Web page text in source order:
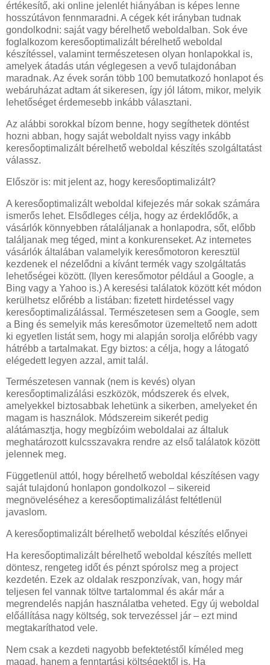
értékesítő, aki online jelenlét hiányában is képes lenne
hosszútávon fennmaradni. A cégek két irányban tudnak
gondolkodni: saját vagy bérelhető weboldalban. Sok éve
foglalkozom keresőoptimalizált bérelhető weboldal
készítéssel, valamint természetesen olyan honlapokkal is,
amelyek átadás után véglegesen a vevő tulajdonában
maradnak. Az évek során több 100 bemutatkozó honlapot és
webáruházat adtam át sikeresen, így jól látom, mikor, melyik
lehetőséget érdemesebb inkább választani.
Az alábbi sorokkal bízom benne, hogy segíthetek döntést
hozni abban, hogy saját weboldalt nyiss vagy inkább
keresőoptimalizált bérelhető weboldal készítés szolgáltatást
válassz.
Először is: mit jelent az, hogy keresőoptimalizált?
A keresőoptimalizált weboldal kifejezés már sokak számára
ismerős lehet. Elsődleges célja, hogy az érdeklődők, a
vásárlók könnyebben rátaláljanak a honlapodra, sőt, előbb
találjanak meg téged, mint a konkurenseket. Az internetes
vásárlók általában valamelyik keresőmotoron keresztül
kezdenek el nézelődni a kívánt termék vagy szolgáltatás
lehetőségei között. (Ilyen keresőmotor például a Google, a
Bing vagy a Yahoo is.) A keresési találatok között két módon
kerülhetsz előrébb a listában: fizetett hirdetéssel vagy
keresőoptimalizálással. Természetesen sem a Google, sem
a Bing és semelyik más keresőmotor üzemeltető nem adott
ki egyetlen listát sem, hogy mi alapján sorolja előrébb vagy
hátrébb a tartalmakat. Egy biztos: a célja, hogy a látogató
elégedett legyen azzal, amit talál.
Természetesen vannak (nem is kevés) olyan
keresőoptimalizálási eszközök, módszerek és elvek,
amelyekkel biztosabbak lehetünk a sikerben, amelyeket én
magam is használok. Módszereim sikerét pedig
alátámasztja, hogy megbízóim weboldalai az általuk
meghatározott kulcsszavakra rendre az első találatok között
jelennek meg.
Függetlenül attól, hogy bérelhető weboldal készítésen vagy
saját tulajdonú honlapon gondolkozol – sikereid
megnöveléséhez a keresőoptimalizálást feltétlenül
javaslom.
A keresőoptimalizált bérelhető weboldal készítés előnyei
Ha keresőoptimalizált bérelhető weboldal készítés mellett
döntesz, rengeteg időt és pénzt spórolsz meg a project
kezdetén. Ezek az oldalak reszponzívak, van, hogy már
teljesen fel vannak töltve tartalommal és akár már a
megrendelés napján használatba veheted. Egy új weboldal
előállítása nagy költség, sok tervezéssel jár – ezt mind
megtakaríthatod vele.
Nem csak a kezdeti nagyobb befektetéstől kíméled meg
magad, hanem a fenntartási költségektől is. Ha